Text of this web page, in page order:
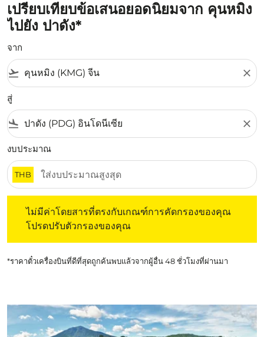
เปรียบเทียบข้อเสนอยอดนิยมจาก คุนหมิง
ไปยัง ปาดัง*
จาก
flight_takeoff close
สู่
flight_land close
งบประมาณ
THB
ไม่มีค่าโดยสารที่ตรงกับเกณฑ์การคัดกรองของคุณ
โปรดปรับตัวกรองของคุณ
*ราคาตั๋วเครื่องบินที่ดีที่สุดถูกค้นพบแล้วจากผู้อื่น 48 ชั่วโมงที่ผ่านมา